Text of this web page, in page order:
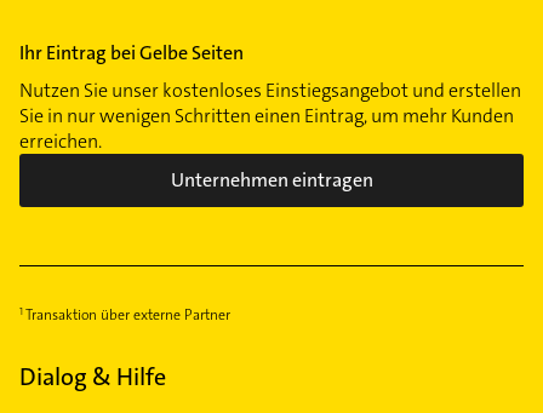
Urdenbach
Wersten
Ihr Eintrag bei Gelbe Seiten
Nutzen Sie unser kostenloses Einstiegsangebot und erstellen
Sie in nur wenigen Schritten einen Eintrag, um mehr Kunden
erreichen.
Unternehmen eintragen
Transaktion über externe Partner
Dialog & Hilfe